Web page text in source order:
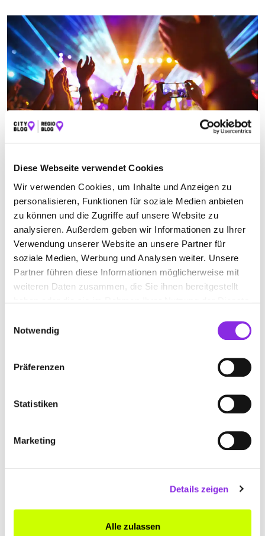
Diese Webseite verwendet Cookies
Wir verwenden Cookies, um Inhalte und Anzeigen zu
personalisieren, Funktionen für soziale Medien anbieten
zu können und die Zugriffe auf unsere Website zu
analysieren. Außerdem geben wir Informationen zu Ihrer
Verwendung unserer Website an unsere Partner für
soziale Medien, Werbung und Analysen weiter. Unsere
Partner führen diese Informationen möglicherweise mit
weiteren Daten zusammen, die Sie ihnen bereitgestellt
Notwendig
Präferenzen
Statistiken
Marketing
Details zeigen
Alle zulassen
Ob ihr euch für Theater begeistert, gerne zu guter Musik unterwegs
seid, die Stimmung auf einem Fest genießt oder entspannt über
Märkte bummelt – es ist für alle etwas geboten! Hier eine
Übersicht über die Festivals und Feste in der Eifel. ☀️ 🎸 🍻
Mehr erfahren
7 EISCAFÉS IN DER EIFEL
Wir haben 7 Eisdielen in der Eifel für euch herausgesucht, in denen